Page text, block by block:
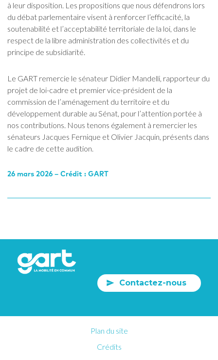
à leur disposition. Les propositions que nous défendrons lors
du débat parlementaire visent à renforcer l’efficacité, la
soutenabilité et l’acceptabilité territoriale de la loi, dans le
respect de la libre administration des collectivités et du
principe de subsidiarité.
Le GART remercie le sénateur Didier Mandelli, rapporteur du
projet de loi-cadre et premier vice-président de la
commission de l’aménagement du territoire et du
développement durable au Sénat, pour l’attention portée à
nos contributions. Nous tenons également à remercier les
sénateurs Jacques Fernique et Olivier Jacquin, présents dans
le cadre de cette audition.
26 mars 2026 – Crédit : GART
Contactez-nous
Plan du site
Crédits